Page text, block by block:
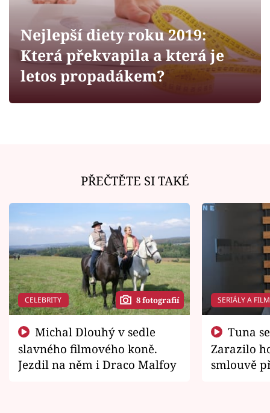
Sledujte prima+
Filmový festival Karlovy Vary
Sledujte nás
Nejlepší diety roku 2019:
Která překvapila a která je
letos propadákem?
PŘEČTĚTE SI TAKÉ
CELEBRITY 8 fotografií
slavného filmového koně.
Jezdil na něm i Draco Malfoy
SERIÁLY A
Zarazilo
smlouvě